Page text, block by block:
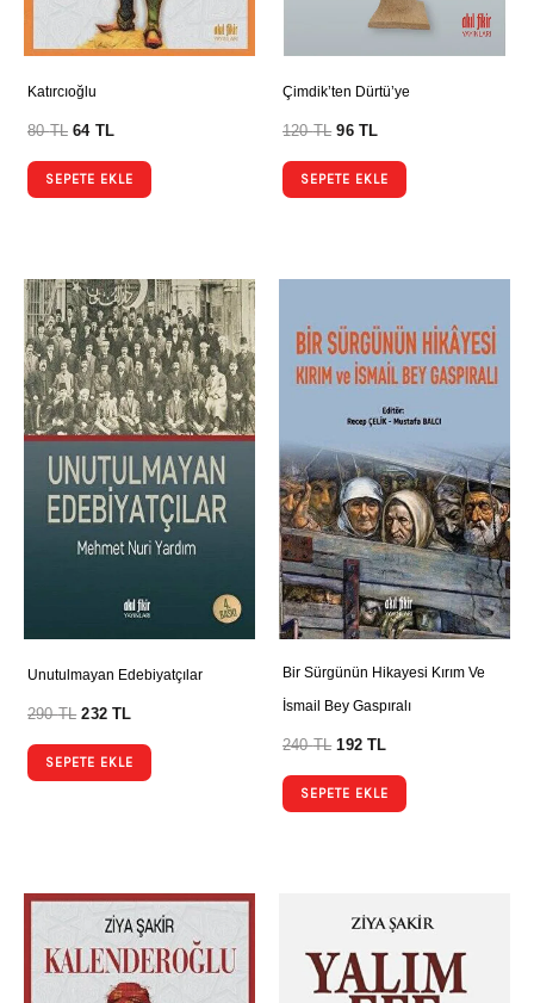
Katırcıoğlu
80TL 64 TL
SEPETE EKLE
Çimdik’ten Dürtü’ye
120TL 96TL
SEPETE EKLE
Unutulmayan Edebiyatçılar
290TL 232TL
SEPETE EKLE
Bir Sürgünün Hikayesi Kırım Ve
İsmail Bey Gaspıralı
240TL 192TL
SEPETE EKLE